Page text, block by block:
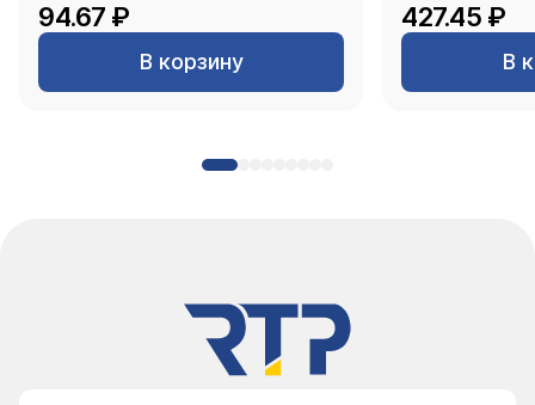
94.67 ₽
В корзину
427.45 ₽
В